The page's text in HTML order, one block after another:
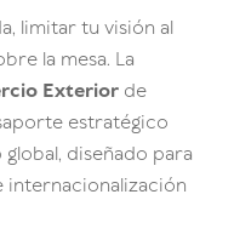
limitar tu visión al
la mesa. La
Exterior de
estratégico
diseñado para
internacionalización